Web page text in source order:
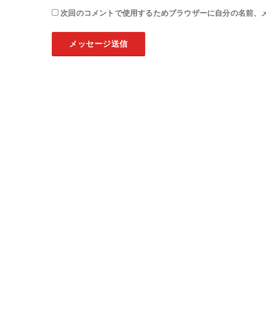
次回のコメントで使用するためブラウザーに自分の名前、